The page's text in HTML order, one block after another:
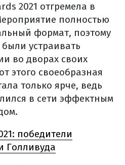
2021 отгремела в
полностью
формат, поэтому
устраивать
во дворах своих
этого своеобразная
только ярче, ведь
в сети эффектным
победители
Голливуда